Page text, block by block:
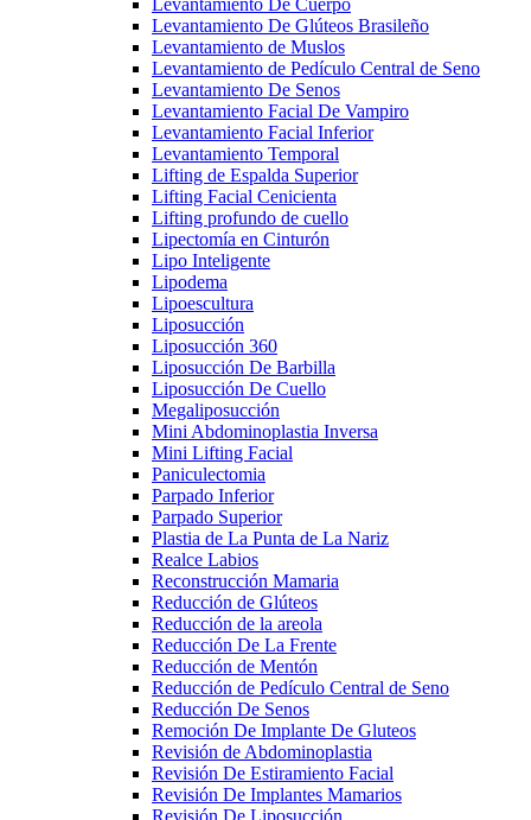
Levantamiento De Glúteos Brasileño
Levantamiento de Muslos
Levantamiento de Pedículo Central de Seno
Levantamiento De Senos
Levantamiento Facial De Vampiro
Levantamiento Facial Inferior
Levantamiento Temporal
Lifting de Espalda Superior
Lifting Facial Cenicienta
Lifting profundo de cuello
Lipectomía en Cinturón
Lipo Inteligente
Lipodema
Lipoescultura
Liposucción
Liposucción 360
Liposucción De Barbilla
Liposucción De Cuello
Megaliposucción
Mini Abdominoplastia Inversa
Mini Lifting Facial
Paniculectomia
Parpado Inferior
Parpado Superior
Plastia de La Punta de La Nariz
Realce Labios
Reconstrucción Mamaria
Reducción de Glúteos
Reducción de la areola
Reducción De La Frente
Reducción de Mentón
Reducción de Pedículo Central de Seno
Reducción De Senos
Remoción De Implante De Gluteos
Revisión de Abdominoplastia
Revisión De Estiramiento Facial
Revisión De Implantes Mamarios
Revisión De Liposucción